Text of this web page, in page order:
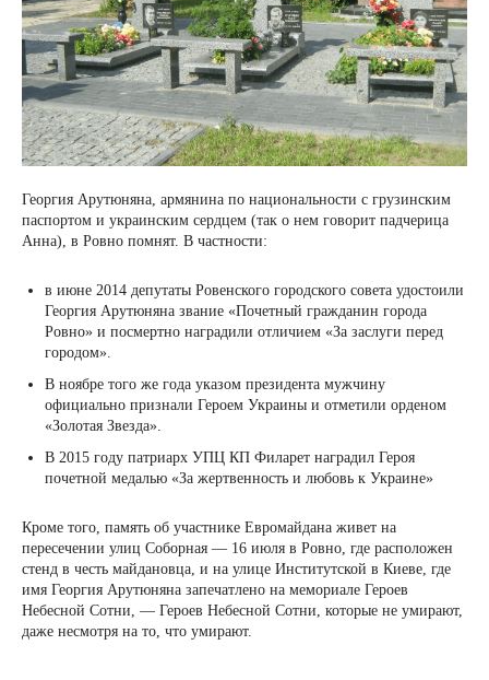
Георгия Арутюняна, армянина по национальности с грузинским
паспортом и украинским сердцем (так о нем говорит падчерица
Анна), в Ровно помнят. В частности:
в июне 2014 депутаты Ровенского городского совета удостоили
Георгия Арутюняна звание «Почетный гражданин города
Ровно» и посмертно наградили отличием «За заслуги перед
городом».
В ноябре того же года указом президента мужчину
официально признали Героем Украины и отметили орденом
«Золотая Звезда».
В 2015 году патриарх УПЦ КП Филарет наградил Героя
почетной медалью «За жертвенность и любовь к Украине»
Кроме того, память об участнике Евромайдана живет на
пересечении улиц Соборная — 16 июля в Ровно, где расположен
стенд в честь майдановца, и на улице Институтской в Киеве, где
имя Георгия Арутюняна запечатлено на мемориале Героев
Небесной Сотни, — Героев Небесной Сотни, которые не умирают,
даже несмотря на то, что умирают.